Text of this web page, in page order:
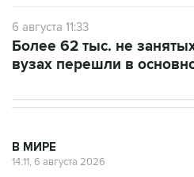
6 августа 11:33
Более 62 тыс. не
вузах перешли в
В МИРЕ
14:11, 6 августа 2026